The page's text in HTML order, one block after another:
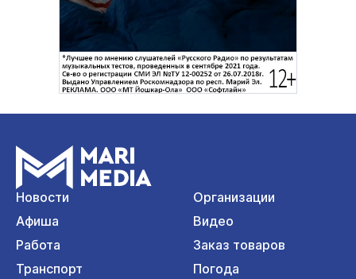
Новости
Организации
Афиша
Видео
Работа
Заказ товаров
Транспорт
Погода